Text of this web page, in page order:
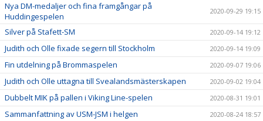
Nya DM-medaljer och fina framgångar på
Huddingespelen
2020-09-29 19:15
Silver på Stafett-SM 2020-09-14 19:12
Judith och Olle fixade segern till Stockholm 2020-09-14 19:09
Fin utdelning på Brommaspelen 2020-09-07 19:06
Judith och Olle uttagna till Svealandsmästerskapen 2020-09-02 19:04
Dubbelt MIK på pallen i Viking Line-spelen 2020-08-31 19:01
Sammanfattning av USM-JSM i helgen 2020-08-24 18:57